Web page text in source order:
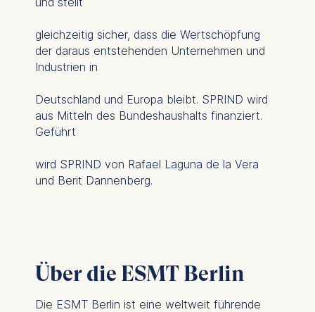
gleichzeitig sicher, dass die Wertschöpfung
der daraus entstehenden Unternehmen und
Industrien in
Deutschland und Europa bleibt. SPRIND wird
aus Mitteln des Bundeshaushalts finanziert.
Geführt
wird SPRIND von Rafael Laguna de la Vera
und Berit Dannenberg.
Über die ESMT Berlin
Die ESMT Berlin ist eine weltweit führende
maximum of 24 months.
The legal basis for
processing is Legitimate
and your consent pursuant
to Article 6(1)(a) GDPR.
without providing a reason.
This can be done via the
PolicyandLegal Notice.
Essential